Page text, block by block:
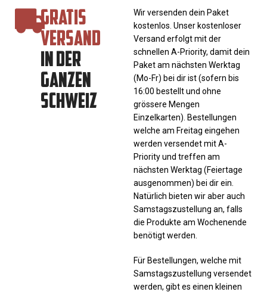
GRATIS
VERSAND
IN DER
GANZEN
SCHWEIZ
Wir versenden dein Paket
kostenlos. Unser kostenloser
Versand erfolgt mit der
schnellen A-Priority, damit dein
Paket am nächsten Werktag
(Mo-Fr) bei dir ist (sofern bis
16:00 bestellt und ohne
grössere Mengen
Einzelkarten). Bestellungen
welche am Freitag eingehen
werden versendet mit A-
Priority und treffen am
nächsten Werktag (Feiertage
ausgenommen) bei dir ein.
Natürlich bieten wir aber auch
Samstagszustellung an, falls
die Produkte am Wochenende
benötigt werden.
Für Bestellungen, welche mit
Samstagszustellung versendet
werden, gibt es einen kleinen